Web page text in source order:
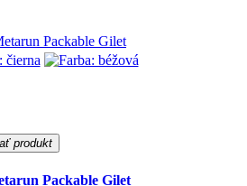
produkt
Packable Gilet